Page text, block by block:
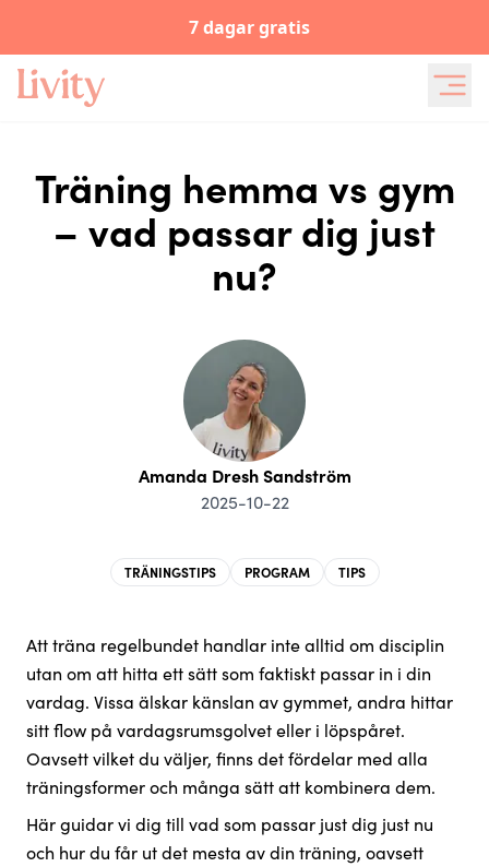
7 dagar gratis
Träning hemma vs gym
– vad passar dig just
nu?
Amanda Dresh Sandström
2025-10-22
TRÄNINGSTIPS PROGRAM TIPS
Att träna regelbundet handlar inte alltid om disciplin
utan om att hitta ett sätt som faktiskt passar in i din
vardag. Vissa älskar känslan av gymmet, andra hittar
sitt flow på vardagsrumsgolvet eller i löpspåret.
Oavsett vilket du väljer, finns det fördelar med alla
träningsformer och många sätt att kombinera dem.
Här guidar vi dig till vad som passar just dig just nu
och hur du får ut det mesta av din träning, oavsett